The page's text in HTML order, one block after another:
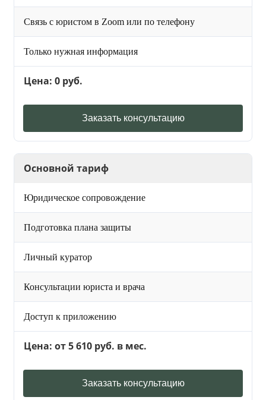
Связь с юристом в Zoom или по телефону
Только нужная информация
Цена: 0 руб.
Заказать консультацию
Основной тариф
Юридическое сопровождение
Подготовка плана защиты
Личный куратор
Консультации юриста и врача
Доступ к приложению
Цена: от 5 610 руб. в мес.
Заказать консультацию